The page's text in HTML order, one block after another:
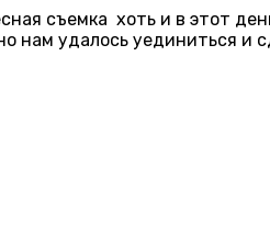
съемка хоть и в этот
нам удалось уединиться и